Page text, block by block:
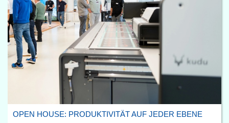
OPEN HOUSE: PRODUKTIVITÄT AUF JEDER EBENE